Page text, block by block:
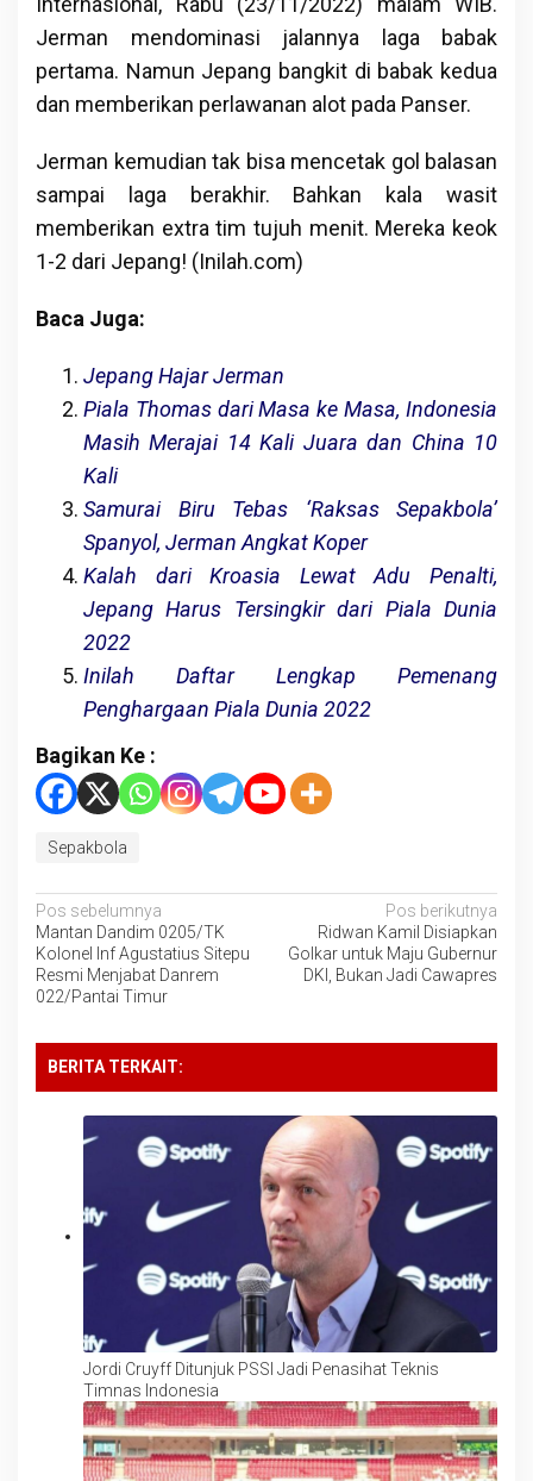
Jerman mendominasi jalannya laga babak
pertama. Namun Jepang bangkit di babak kedua
dan memberikan perlawanan alot pada Panser.
Jerman kemudian tak bisa mencetak gol balasan
sampai laga berakhir. Bahkan kala wasit
memberikan extra tim tujuh menit. Mereka keok
1-2 dari Jepang! (Inilah.com)
Baca Juga:
Jepang Hajar Jerman
Piala Thomas dari Masa ke Masa, Indonesia
Masih Merajai 14 Kali Juara dan China 10
Kali
Samurai Biru Tebas ‘Raksas Sepakbola’
Spanyol, Jerman Angkat Koper
Kalah dari Kroasia Lewat Adu Penalti,
Jepang Harus Tersingkir dari Piala Dunia
2022
Inilah Daftar Lengkap Pemenang
Penghargaan Piala Dunia 2022
Bagikan Ke :
Sepakbola
Navigasi
pos
Pos sebelumnya
Mantan Dandim 0205/TK
Kolonel Inf Agustatius Sitepu
Resmi Menjabat Danrem
022/Pantai Timur
Pos berikutnya
Ridwan Kamil Disiapkan
Golkar untuk Maju Gubernur
DKI, Bukan Jadi Cawapres
BERITA TERKAIT:
Jordi Cruyff Ditunjuk PSSI Jadi Penasihat Teknis
Timnas Indonesia